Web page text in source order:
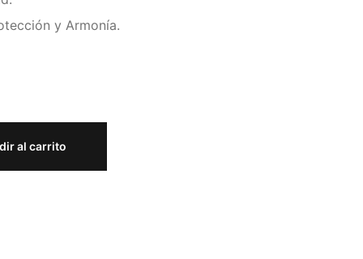
y Armonía.
al carrito